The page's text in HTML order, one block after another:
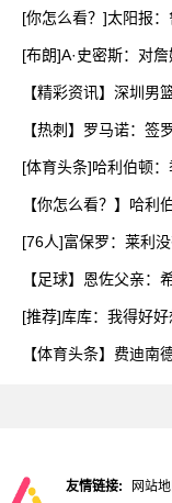
[你怎么看？]太阳报
[布朗]A·史密斯：对
【精彩资讯】深圳男
【热刺】罗马诺：签
[体育头条]哈利伯顿
【你怎么看？】哈利
[76人]富保罗：莱利
【足球】恩佐父亲：
[推荐]库库：我得好
【体育头条】费迪南
友情链接: 网站